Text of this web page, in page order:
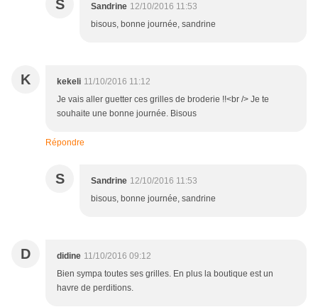
S Sandrine 12/10/2016 11:53
bisous, bonne journée, sandrine
K kekeli 11/10/2016 11:12
Je vais aller guetter ces grilles de broderie !!<br /> Je te
souhaite une bonne journée. Bisous
Répondre
S Sandrine 12/10/2016 11:53
bisous, bonne journée, sandrine
D didine 11/10/2016 09:12
Bien sympa toutes ses grilles. En plus la boutique est un
havre de perditions.